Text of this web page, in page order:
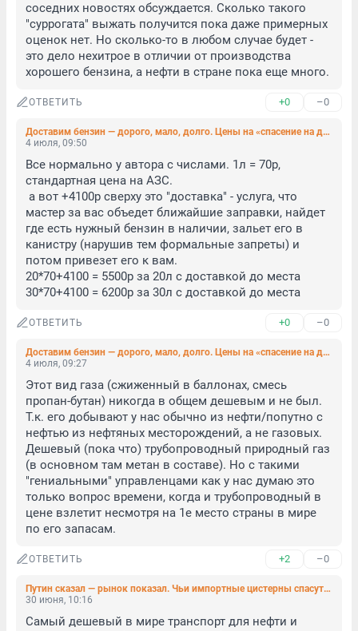
соседних новостях обсуждается. Сколько такого
"суррогата" выжать получится пока даже примерных
оценок нет. Но сколько-то в любом случае будет -
это дело нехитрое в отличии от производства
хорошего бензина, а нефти в стране пока еще много.
ОТВЕТИТЬ +0 –0
Доставим бензин — дорого, мало, долго. Цены на «спасение на дороге» взлетели из-за ситуации на АЗС
4 июля, 09:50
Все нормально у автора с числами. 1л = 70р,
стандартная цена на АЗС.
мастер за вас объедет ближайшие заправки, найдет
где есть нужный бензин в наличии, зальет его в
канистру (нарушив тем формальные запреты) и
потом привезет его к вам.
20*70+4100 = 5500р за 20л с доставкой до места
30*70+4100 = 6200р за 30л с доставкой до места
ОТВЕТИТЬ +0 –0
Доставим бензин — дорого, мало, долго. Цены на «спасение на дороге» взлетели из-за ситуации на АЗС
4 июля, 09:27
Этот вид газа (сжиженный в баллонах, смесь
пропан-бутан) никогда в общем дешевым и не был.
Т.к. его добывают у нас обычно из нефти/попутно с
нефтью из нефтяных месторождений, а не газовых.
Дешевый (пока что) трубопроводный природный газ
(в основном там метан в составе). Но с такими
"гениальными" управленцами как у нас думаю это
только вопрос времени, когда и трубопроводный в
цене взлетит несмотря на 1е место страны в мире
по его запасам.
ОТВЕТИТЬ +2 –0
Путин сказал — рынок показал. Чьи импортные цистерны спасут российские АЗС
30 июня, 10:16
Самый дешевый в мире транспорт для нефти и